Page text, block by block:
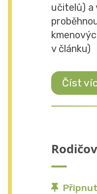
učitelů) a
v článku)
Číst